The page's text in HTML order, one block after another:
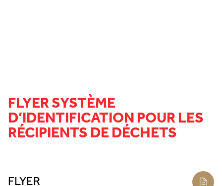
FLYER SYSTÈME
D’IDENTIFICATION POUR LES
RÉCIPIENTS DE DÉCHETS